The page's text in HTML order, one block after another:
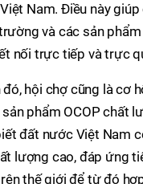
Nam. Điều này
và các sản
nối trực tiếp và trực
đó, hội chợ cũng là cơ
phẩm OCOP chất
đất nước Việt Nam
lượng cao, đáp ứng
thế giới để từ đó